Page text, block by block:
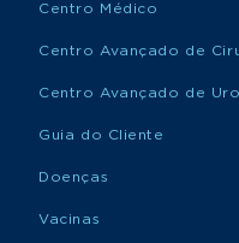
Centro Médico
Centro Avançado de
Centro Avançado de
Guia do Cliente
Doenças
Vacinas